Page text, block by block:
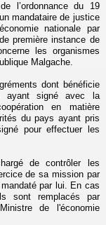
l’ordonnance du 19
mandataire de justice
nationale par
première instance de
les organismes
Malgache.
dont bénéficie
ayant signé avec la
en matière
du pays ayant pris
pour effectuer les
de contrôler les
de sa mission par
par lui. En cas
sont remplacés par
de l'économie